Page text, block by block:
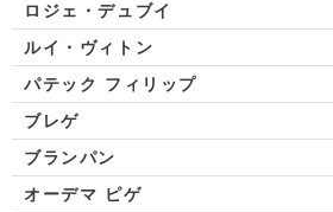
ロジェ・デュブイ
ルイ・ヴィトン
パテック フィリップ
ブレゲ
ブランパン
オーデマ ピゲ